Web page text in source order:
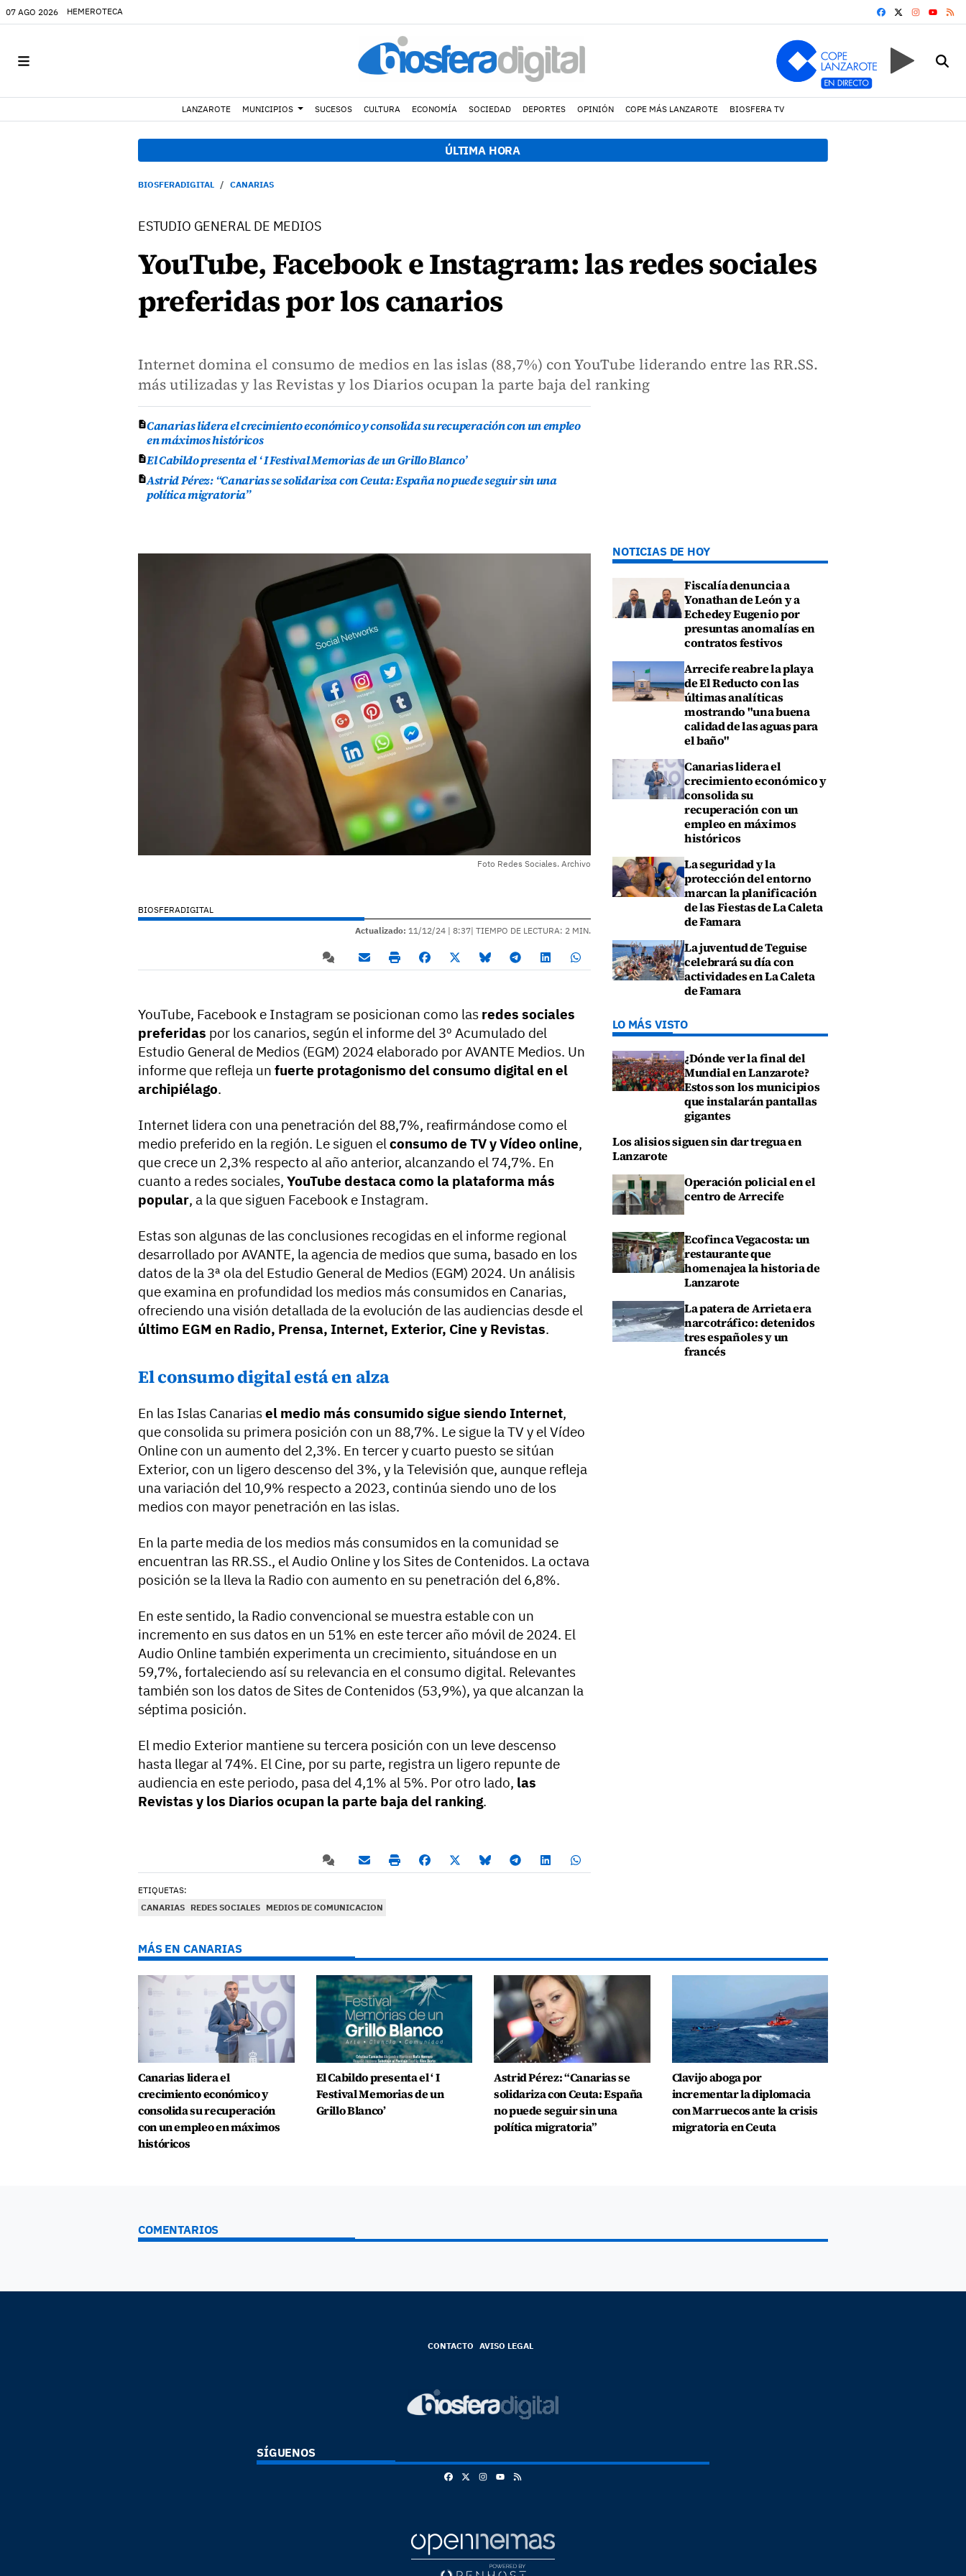
07 AGO 2026 HEMEROTECA FACEBOOK
YOUTUBE
LANZAROTE MUNICIPIOS SUCESOS CULTURA ECONOMÍA SOCIEDAD DEPORTES OPINIÓN COPE MÁS LANZAROTE BIOSFERA TV
ÚLTIMA HORA
BIOSFERADIGITAL CANARIAS
ESTUDIO GENERAL DE MEDIOS
YouTube, Facebook e Instagram: las redes sociales
preferidas por los canarios
Internet domina el consumo de medios en las islas (88,7%) con YouTube liderando entre las RR.SS.
más utilizadas y las Revistas y los Diarios ocupan la parte baja del ranking
Canarias lidera el crecimiento económico y consolida su recuperación con un empleo
en máximos históricos
El Cabildo presenta el ‘ I Festival Memorias de un Grillo Blanco’
Astrid Pérez: “Canarias se solidariza con Ceuta: España no puede seguir sin una
política migratoria”
Foto Redes Sociales. Archivo
BIOSFERADIGITAL
Actualizado: 11/12/24 | 8:37| TIEMPO DE LECTURA: 2 MIN.
YouTube, Facebook e Instagram se posicionan como las redes sociales
preferidas por los canarios, según el informe del 3º Acumulado del
Estudio General de Medios (EGM) 2024 elaborado por AVANTE Medios. Un
informe que refleja un fuerte protagonismo del consumo digital en el
archipiélago.
Internet lidera con una penetración del 88,7%, reafirmándose como el
medio preferido en la región. Le siguen elconsumo de TV y Vídeo online,
que crece un 2,3% respecto al año anterior, alcanzando el 74,7%. En
cuanto a redes sociales, YouTube destaca como la plataforma más
popular, a la que siguen Facebook e Instagram.
Estas son algunas de las conclusiones recogidas en el informe regional
desarrollado por AVANTE, la agencia de medios que suma, basado en los
datos de la 3ª ola del Estudio General de Medios (EGM) 2024. Un análisis
que examina en profundidad los medios más consumidos en Canarias,
ofreciendo una visión detallada de la evolución de las audiencias desde el
último EGM en Radio, Prensa, Internet, Exterior, Cine y Revistas.
El consumo digital está en alza
En las Islas Canariasel medio más consumido sigue siendo Internet,
que consolida su primera posición con un 88,7%. Le sigue la TV y el Vídeo
Online con un aumento del 2,3%. En tercer y cuarto puesto se sitúan
Exterior, con un ligero descenso del 3%, y la Televisión que, aunque refleja
una variación del 10,9% respecto a 2023, continúa siendo uno de los
medios con mayor penetración en las islas.
En la parte media de los medios más consumidos en la comunidad se
encuentran las RR.SS., el Audio Online y los Sites de Contenidos. La octava
posición se la lleva la Radio con aumento en su penetración del 6,8%.
En este sentido, la Radio convencional se muestra estable con un
incremento en sus datos en un 51% en este tercer año móvil de 2024. El
Audio Online también experimenta un crecimiento, situándose en un
59,7%, fortaleciendo así su relevancia en el consumo digital. Relevantes
también son los datos de Sites de Contenidos (53,9%), ya que alcanzan la
séptima posición.
El medio Exterior mantiene su tercera posición con un leve descenso
hasta llegar al 74%. El Cine, por su parte, registra un ligero repunte de
audiencia en este periodo, pasa del 4,1% al 5%. Por otro lado, las
Revistas y los Diarios ocupan la parte baja del ranking.
ETIQUETAS:
CANARIAS REDES SOCIALES MEDIOS DE COMUNICACION
NOTICIAS DE HOY
Fiscalía denuncia a
Yonathan de León y a
Echedey Eugenio por
presuntas anomalías en
contratos festivos
Arrecife reabre la playa
de El Reducto con las
últimas analíticas
mostrando "una buena
calidad de las aguas para
el baño"
Canarias lidera el
crecimiento económico y
consolida su
recuperación con un
empleo en máximos
históricos
La seguridad y la
protección del entorno
marcan la planificación
de las Fiestas de La Caleta
de Famara
La juventud de Teguise
celebrará su día con
actividades en La Caleta
de Famara
LO MÁS VISTO
¿Dónde ver la final del
Mundial en Lanzarote?
Estos son los municipios
que instalarán pantallas
gigantes
Los alisios siguen sin dar tregua en
Lanzarote
Operación policial en el
centro de Arrecife
Ecofinca Vegacosta: un
restaurante que
homenajea la historia de
Lanzarote
La patera de Arrieta era
narcotráfico: detenidos
tres españoles y un
francés
MÁS EN CANARIAS
Canarias lidera el
crecimiento económico y
consolida su recuperación
con un empleo en máximos
históricos
El Cabildo presenta el ‘ I
Festival Memorias de un
Grillo Blanco’
Astrid Pérez: “Canarias se
solidariza con Ceuta: España
no puede seguir sin una
política migratoria”
Clavijo aboga por
incrementar la diplomacia
con Marruecos ante la crisis
migratoria en Ceuta
COMENTARIOS
CONTACTO AVISO LEGAL
SÍGUENOS
FacebookInstagram